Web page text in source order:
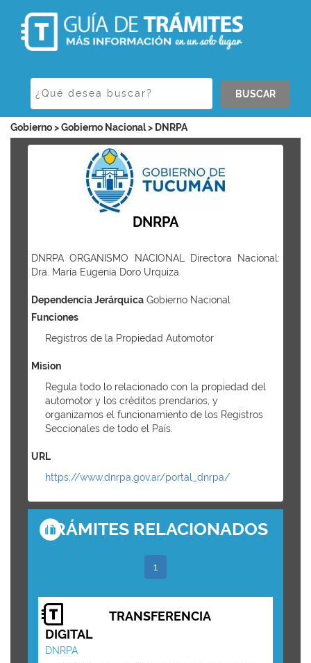
BUSCAR
Gobierno > Gobierno Nacional > DNRPA
DNRPA
DNRPA ORGANISMO NACIONAL Directora Nacional:
Dra. María Eugenia Doro Urquiza
Dependencia Jerárquica Gobierno Nacional
Funciones
Registros de la Propiedad Automotor
Mision
Regula todo lo relacionado con la propiedad del
automotor y los créditos prendarios, y
organizamos el funcionamiento de los Registros
Seccionales de todo el País.
URL
https://www.dnrpa.gov.ar/portal_dnrpa/
TRÁMITES RELACIONADOS
1
TRANSFERENCIA
DIGITAL
DNRPA